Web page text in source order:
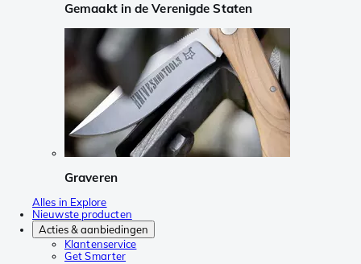
Gemaakt in de Verenigde Staten
Graveren
Alles in Explore
Nieuwste producten
Acties & aanbiedingen
Klantenservice
Get Smarter